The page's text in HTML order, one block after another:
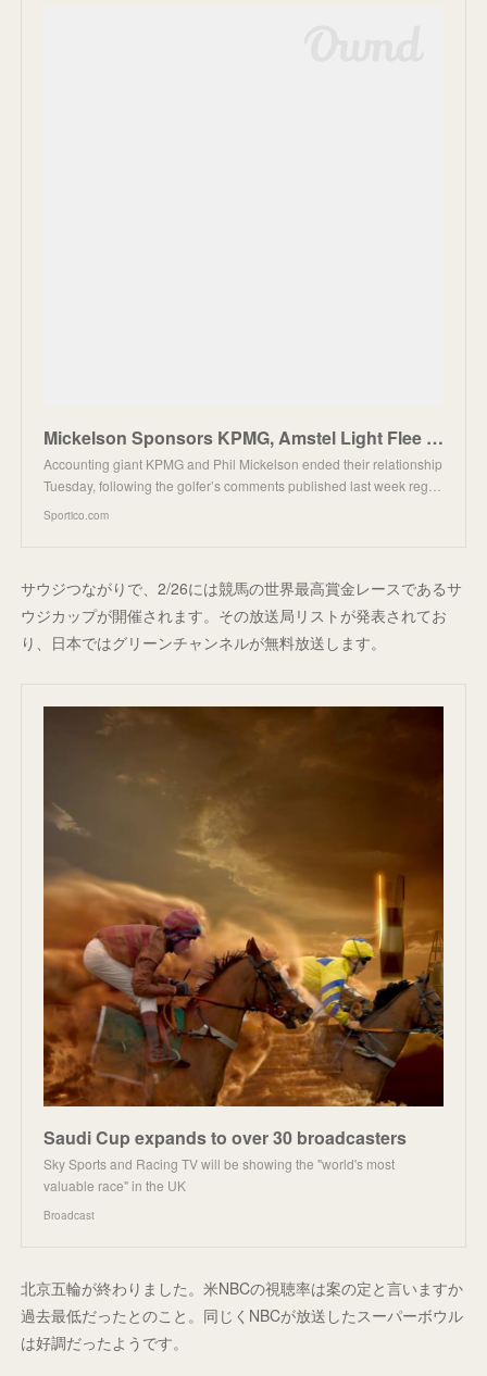
Mickelson Sponsors KPMG, Amstel Light Flee Lefty After Saudis Comments
Accounting giant KPMG and Phil Mickelson ended their relationship
Tuesday, following the golfer’s comments published last week reg…
Sportico.com
サウジつながりで、2/26には競馬の世界最高賞金レースであるサ
ウジカップが開催されます。その放送局リストが発表されてお
り、日本ではグリーンチャンネルが無料放送します。
Saudi Cup expands to over 30 broadcasters
Sky Sports and Racing TV will be showing the "world's most
valuable race" in the UK
Broadcast
北京五輪が終わりました。米NBCの視聴率は案の定と言いますか
過去最低だったとのこと。同じくNBCが放送したスーパーボウル
は好調だったようです。